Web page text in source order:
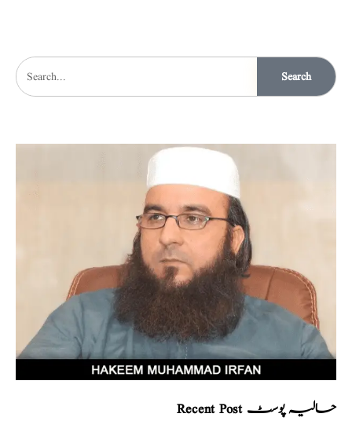
Search
Recent Post حالیہ پوسٹ